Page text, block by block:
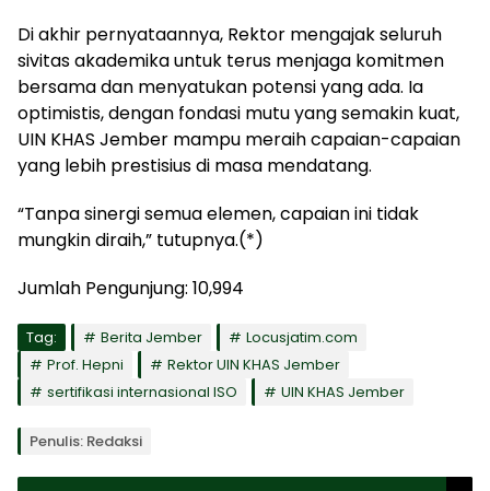
Di akhir pernyataannya, Rektor mengajak seluruh
sivitas akademika untuk terus menjaga komitmen
bersama dan menyatukan potensi yang ada. Ia
optimistis, dengan fondasi mutu yang semakin kuat,
UIN KHAS Jember mampu meraih capaian-capaian
yang lebih prestisius di masa mendatang.
“Tanpa sinergi semua elemen, capaian ini tidak
mungkin diraih,” tutupnya.(*)
Jumlah Pengunjung: 10,994
Tag: Berita Jember
Locusjatim.com
Prof. Hepni
Rektor UIN KHAS Jember
sertifikasi internasional ISO
UIN KHAS Jember
Penulis: Redaksi